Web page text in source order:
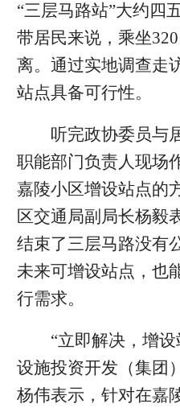
“三层马路站”大约四
带居民来说，乘坐
离。通过实地调查走
站点具备可行性。
听完政协委员与
职能部门负责人现场
嘉陵小区增设站点的
区交通局副局长杨毅
结束了三层马路没有
未来可增设站点，也
行需求。
“立即解决，增
设施投资开发（集团
杨伟表示，针对在嘉